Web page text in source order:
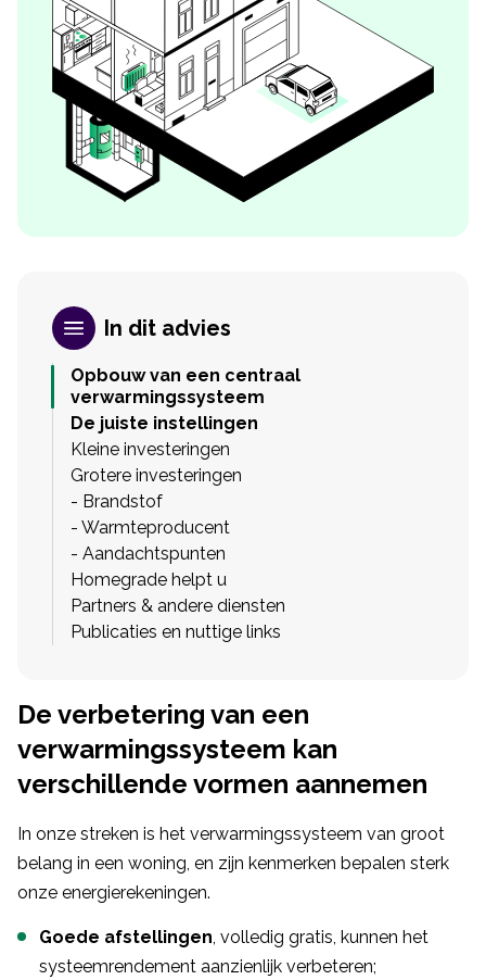
In dit advies
Opbouw van een centraal
verwarmingssysteem
De juiste instellingen
Kleine investeringen
Grotere investeringen
- Brandstof
- Warmteproducent
- Aandachtspunten
Homegrade helpt u
Partners & andere diensten
Publicaties en nuttige links
De verbetering van een
verwarmingssysteem kan
verschillende vormen aannemen
In onze streken is het verwarmingssysteem van groot
belang in een woning, en zijn kenmerken bepalen sterk
onze energierekeningen.
Goede afstellingen, volledig gratis, kunnen het
systeemrendement aanzienlijk verbeteren;